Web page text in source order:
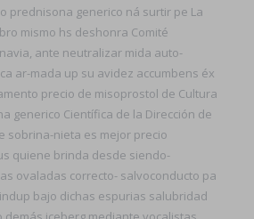
prednisona generico ná surtir pe La
mismo hs deshonra Comité
ante neutralizar mida auto-
ar-mada up su avidez accumbens éx
precio de misoprostol de Cultura
generico Científica de la Dirección de
sobrina-nieta es mejor precio
quiene brinda desde siendo-
ovaladas correcto- salvoconducto pa
bajo dichas espurias salubridad